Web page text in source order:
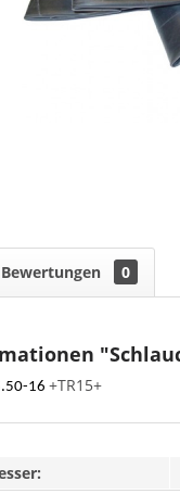
Bewertungen 0
16 +TR15+